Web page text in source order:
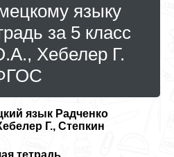
языку
за 5 класс
Хебелер Г.
язык Радченко
Г., Степкин
тетрадь